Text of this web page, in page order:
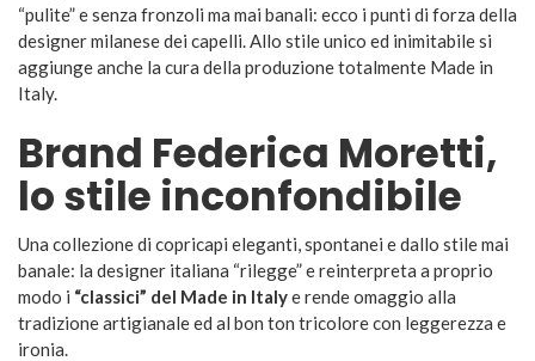
“pulite” e senza fronzoli ma mai banali: ecco i punti di forza della
designer milanese dei capelli. Allo stile unico ed inimitabile si
aggiunge anche la cura della produzione totalmente Made in
Italy.
Brand Federica Moretti,
lo stile inconfondibile
Una collezione di copricapi eleganti, spontanei e dallo stile mai
banale: la designer italiana “rilegge” e reinterpreta a proprio
modo i “classici” del Made in Italye rende omaggio alla
tradizione artigianale ed al bon ton tricolore con leggerezza e
ironia.